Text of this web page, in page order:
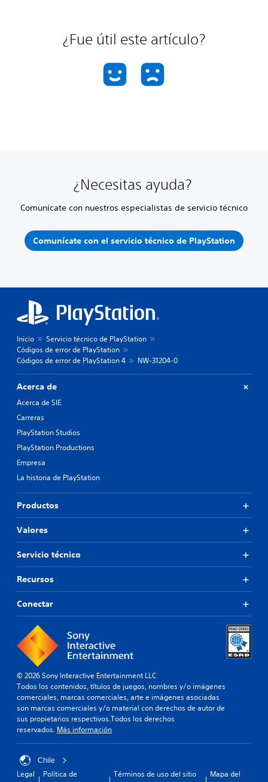
¿Fue útil este artículo?
¿Necesitas ayuda?
Comunícate con nuestros especialistas de servicio técnico
Comunícate con el servicio técnico de PlayStation
Inicio
Servicio técnico de PlayStation
Códigos de error de PlayStation
Códigos de error de PlayStation 4
NW-31204-0
Acerca de
Acerca de SIE
Carreras
PlayStation Studios
PlayStation Productions
Empresa
La historia de PlayStation
Productos
Valores
Servicio técnico
Recursos
Conectar
© 2026 Sony Interactive Entertainment LLC
Todos los contenidos, títulos de juegos, nombres y/o imágenes
comerciales, marcas comerciales, arte e imágenes asociadas
son marcas comerciales y/o material con derechos de autor de
sus propietarios respectivos.Todos los derechos
reservados. Más información
Chile
Legal
Política de
Términos de uso del sitio
Mapa del